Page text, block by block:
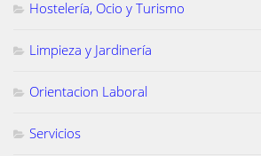
Hostelería, Ocio y Turismo
Limpieza y Jardinería
Orientacion Laboral
Servicios